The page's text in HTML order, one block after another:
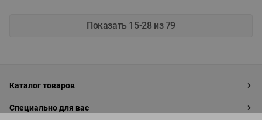
Показать 15-28 из 79
Каталог товаров
Специально для вас